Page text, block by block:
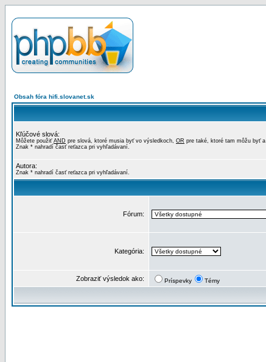
Obsah fóra hifi.slovanet.sk
Kľúčové slová:
Môžete použiť AND pre slová, ktoré musia byť vo výsledkoch, OR pre také, ktoré tam môžu byť a
Znak * nahradí časť reťazca pri vyhľadávaní.
Autora:
Znak * nahradí časť reťazca pri vyhľadávaní.
Fórum:
Kategória:
Zobraziť výsledok ako: Príspevky Témy